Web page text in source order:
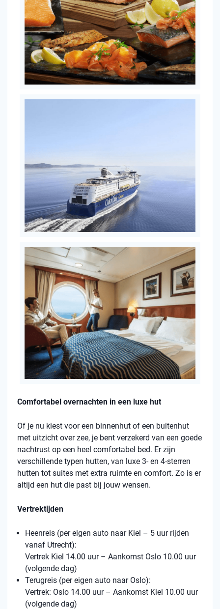
Comfortabel overnachten in een luxe hut
Of je nu kiest voor een binnenhut of een buitenhut
met uitzicht over zee, je bent verzekerd van een goede
nachtrust op een heel comfortabel bed. Er zijn
verschillende typen hutten, van luxe 3- en 4-sterren
hutten tot suites met extra ruimte en comfort. Zo is er
altijd een hut die past bij jouw wensen.
Vertrektijden
Heenreis (per eigen auto naar Kiel – 5 uur rijden
vanaf Utrecht):
Vertrek Kiel 14.00 uur – Aankomst Oslo 10.00 uur
(volgende dag)
Terugreis (per eigen auto naar Oslo):
Vertrek: Oslo 14.00 uur – Aankomst Kiel 10.00 uur
(volgende dag)